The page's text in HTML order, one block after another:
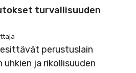
turvallisuuden
perustuslain
uhkien ja rikollisuuden